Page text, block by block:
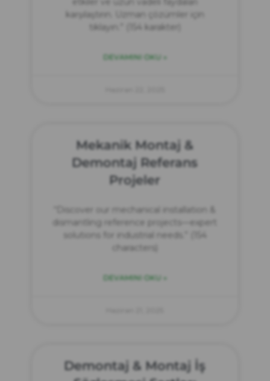
karşılaştırın. Uzman çözümler için
tıklayın.” (154 karakter)
DEVAMINI OKU »
Mekanik Montaj &
Demontaj Referans
Projeler
“Discover our mechanical installation &
dismantling reference projects—expert
solutions for industrial needs.” (154
characters)
DEVAMINI OKU »
Demontaj & Montaj İş